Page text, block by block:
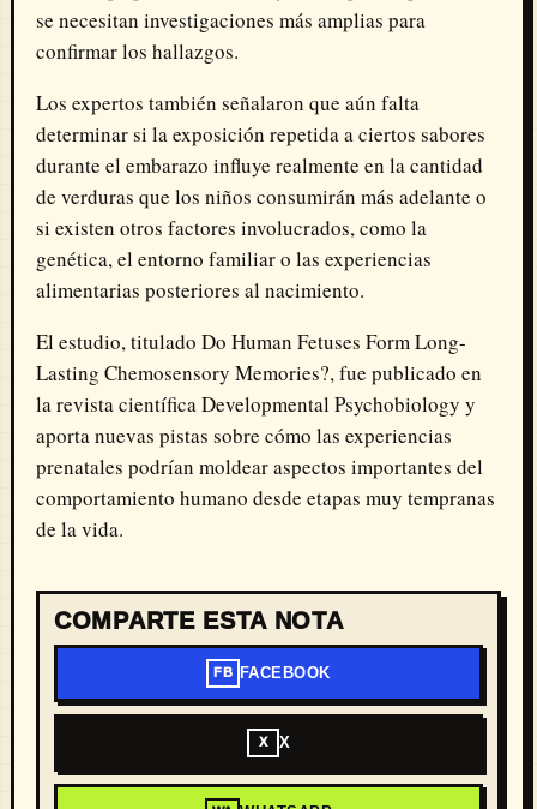
se necesitan investigaciones más amplias para
confirmar los hallazgos.
Los expertos también señalaron que aún falta
determinar si la exposición repetida a ciertos sabores
durante el embarazo influye realmente en la cantidad
de verduras que los niños consumirán más adelante o
si existen otros factores involucrados, como la
genética, el entorno familiar o las experiencias
alimentarias posteriores al nacimiento.
El estudio, titulado Do Human Fetuses Form Long-
Lasting Chemosensory Memories?, fue publicado en
la revista científica Developmental Psychobiology y
aporta nuevas pistas sobre cómo las experiencias
prenatales podrían moldear aspectos importantes del
comportamiento humano desde etapas muy tempranas
de la vida.
COMPARTE ESTA NOTA
FB FACEBOOK
X X